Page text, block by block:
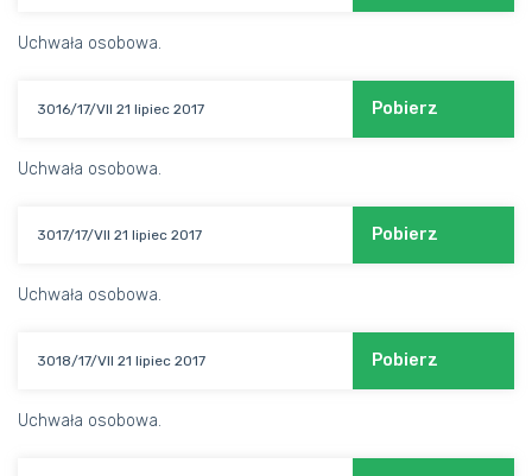
Uchwała osobowa.
3016/17/VII 21 lipiec 2017 Pobierz
Uchwała osobowa.
3017/17/VII 21 lipiec 2017 Pobierz
Uchwała osobowa.
3018/17/VII 21 lipiec 2017 Pobierz
Uchwała osobowa.